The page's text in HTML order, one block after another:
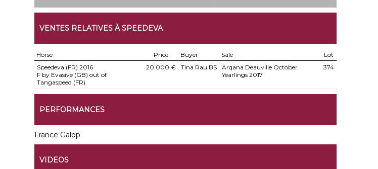
VENTES RELATIVES À SPEEDEVA
Horse Price Buyer Sale
Lot
Speedeva (FR) 2016
F by Evasive (GB) out of
Tangaspeed (FR)
20.000 € Tina Rau BS
Arqana Deauville October
Yearlings 2017
374
PERFORMANCES
France Galop
VIDEOS